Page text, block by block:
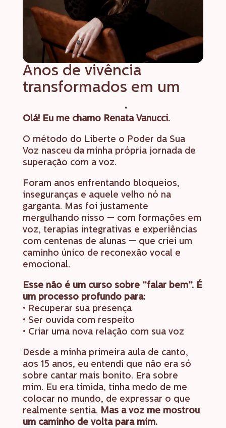
Anos de vivência
transformados em um
.
Olá! Eu me chamo Renata Vanucci.
O método do Liberte o Poder da Sua
Voz nasceu da minha própria jornada de
superação com a voz.
Foram anos enfrentando bloqueios,
inseguranças e aquele velho nó na
garganta. Mas foi justamente
mergulhando nisso — com formações em
voz, terapias integrativas e experiências
com centenas de alunas — que criei um
caminho único de reconexão vocal e
emocional.
Esse não é um curso sobre “falar bem”. É
um processo profundo para:
• Recuperar sua presença
• Ser ouvida com respeito
• Criar uma nova relação com sua voz
Desde a minha primeira aula de canto,
aos 15 anos, eu entendi que não era só
sobre cantar mais bonito. Era sobre
mim. Eu era tímida, tinha medo de me
colocar no mundo, de expressar o que
realmente sentia. Mas a voz me mostrou
um caminho de volta para mim.